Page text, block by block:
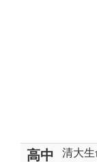
高中
清大